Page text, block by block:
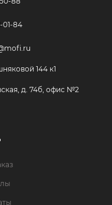
01-84
144 к1
д. 74б, офис №2